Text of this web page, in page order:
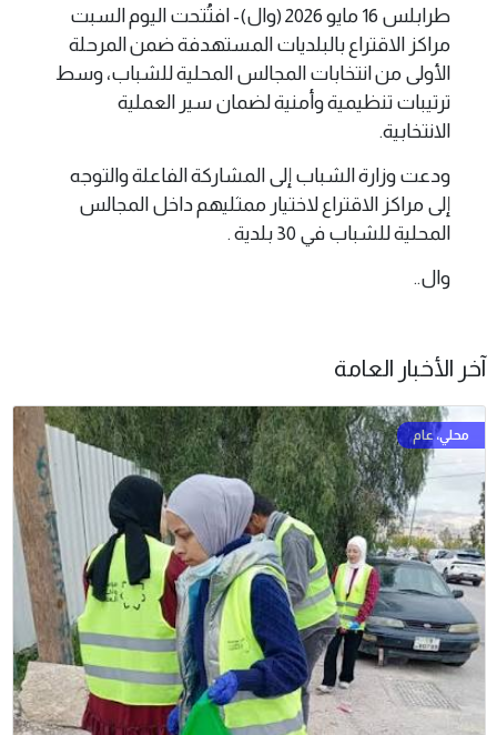
طرابلس 16 مايو 2026 (وال)- افتُتحت اليوم السبت
مراكز الاقتراع بالبلديات المستهدفة ضمن المرحلة
الأولى من انتخابات المجالس المحلية للشباب، وسط
ترتيبات تنظيمية وأمنية لضمان سير العملية
الانتخابية.
ودعت وزارة الشباب إلى المشاركة الفاعلة والتوجه
إلى مراكز الاقتراع لاختيار ممثليهم داخل المجالس
المحلية للشباب في 30 بلدية .
وال..
آخر الأخبار العامة